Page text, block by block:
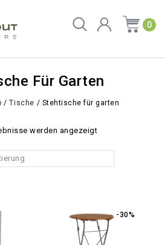
0
Für Garten
/Tische / Stehtische für garten
werden angezeigt
-30%